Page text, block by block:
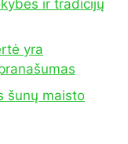
ir tradicijų
yra
šunų maisto